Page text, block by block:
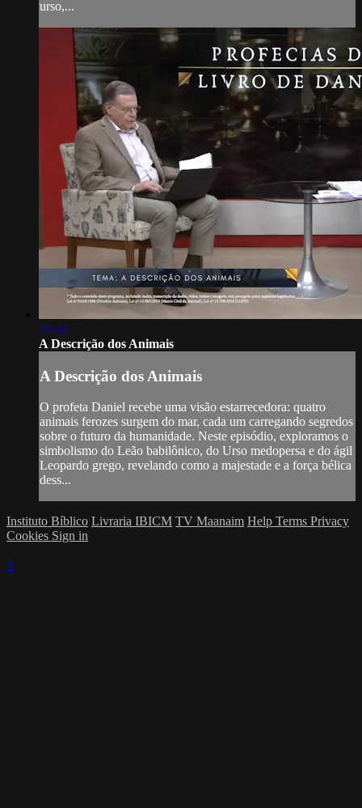
urso,...
24:34
A Descrição dos Animais
A Descrição dos Animais
O profeta Daniel recebe uma visão estarrecedora: quatro
animais ferozes surgem do mar, cada um carregando segredos
sobre o futuro da humanidade. Neste episódio, exploramos o
simbolismo do Leão babilônico, do Urso medopersa e do ágil
Leopardo grego, revelando como a majestade e a força bélica
dess...
Instituto Bíblico Livraria IBICM TV Maanaim Help Terms Privacy
Cookies Sign in
×